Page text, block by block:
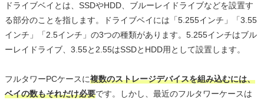
ドライブベイとは、SSDやHDD、ブルーレイドライブなどを設置す
る部分のことを指します。ドライブベイには「5.255インチ」「3.55
インチ」「2.5インチ」の3つの種類があります。5.255インチはブル
ーレイドライブ、3.55と2.55はSSDとHDD用として設置します。
フルタワーPCケースに複数のストレージデバイスを組み込むには、
ベイの数もそれだけ必要です。しかし、最近のフルタワーケースは